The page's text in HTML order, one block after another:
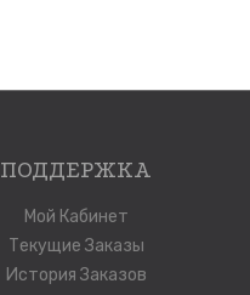
ПОДДЕРЖКА
Мой Кабинет
Текущие Заказы
История Заказов